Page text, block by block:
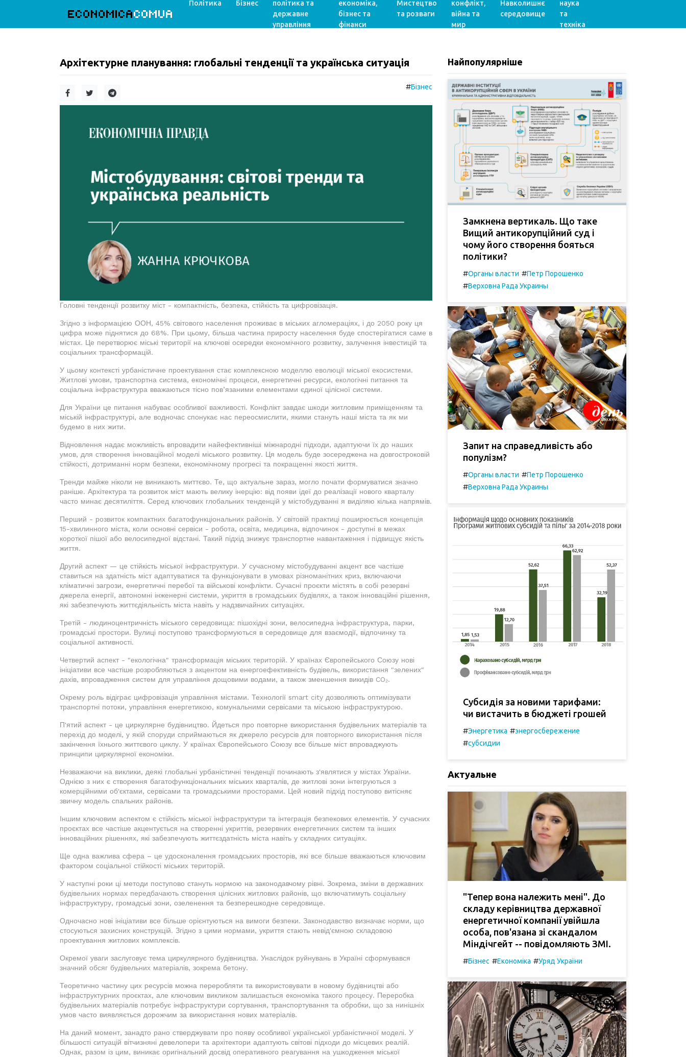
ECONOMICACOMUA
Політика Бізнес
політика та
державне
управління
економіка,
бізнес та
фінанси
Мистецтво
та розваги
конфлікт,
війна та
мир
Навколишнє
середовище
наука
та
техніка
Архітектурне планування: глобальні тенденції та українська ситуація
#Бізнес
Головні тенденції розвитку міст - компактність, безпека, стійкість та цифровізація.
Згідно з інформацією ООН, 45% світового населення проживає в міських агломераціях, і до 2050 року ця
цифра може піднятися до 68%. При цьому, більша частина приросту населення буде спостерігатися саме в
містах. Це перетворює міські території на ключові осередки економічного розвитку, залучення інвестицій та
соціальних трансформацій.
У цьому контексті урбаністичне проектування стає комплексною моделлю еволюції міської екосистеми.
Житлові умови, транспортна система, економічні процеси, енергетичні ресурси, екологічні питання та
соціальна інфраструктура вважаються тісно пов’язаними елементами єдиної цілісної системи.
Для України це питання набуває особливої важливості. Конфлікт завдає шкоди житловим приміщенням та
міській інфраструктурі, але водночас спонукає нас переосмислити, якими стануть наші міста та як ми
будемо в них жити.
Відновлення надає можливість впровадити найефективніші міжнародні підходи, адаптуючи їх до наших
умов, для створення інноваційної моделі міського розвитку. Ця модель буде зосереджена на довгостроковій
стійкості, дотриманні норм безпеки, економічному прогресі та покращенні якості життя.
Тренди майже ніколи не виникають миттєво. Те, що актуальне зараз, могло почати формуватися значно
раніше. Архітектура та розвиток міст мають велику інерцію: від появи ідеї до реалізації нового кварталу
часто минає десятиліття. Серед ключових глобальних тенденцій у містобудуванні я виділяю кілька напрямів.
Перший - розвиток компактних багатофункціональних районів. У світовій практиці поширюється концепція
15-хвилинного міста, коли основні сервіси - робота, освіта, медицина, відпочинок - доступні в межах
короткої пішої або велосипедної відстані. Такий підхід знижує транспортне навантаження і підвищує якість
життя.
Другий аспект — це стійкість міської інфраструктури. У сучасному містобудуванні акцент все частіше
ставиться на здатність міст адаптуватися та функціонувати в умовах різноманітних криз, включаючи
кліматичні загрози, енергетичні перебої та військові конфлікти. Сучасні проєкти містять в собі резервні
джерела енергії, автономні інженерні системи, укриття в громадських будівлях, а також інноваційні рішення,
які забезпечують життєдіяльність міста навіть у надзвичайних ситуаціях.
Третій - людиноцентричність міського середовища: пішохідні зони, велосипедна інфраструктура, парки,
громадські простори. Вулиці поступово трансформуються в середовище для взаємодії, відпочинку та
соціальної активності.
Четвертий аспект - "екологічна" трансформація міських територій. У країнах Європейського Союзу нові
ініціативи все частіше розробляються з акцентом на енергоефективність будівель, використання "зелених"
дахів, впровадження систем для управління дощовими водами, а також зменшення викидів CO₂.
Окрему роль відіграє цифровізація управління містами. Технології smart city дозволяють оптимізувати
транспортні потоки, управління енергетикою, комунальними сервісами та міською інфраструктурою.
П'ятий аспект - це циркулярне будівництво. Йдеться про повторне використання будівельних матеріалів та
перехід до моделі, у якій споруди сприймаються як джерело ресурсів для повторного використання після
закінчення їхнього життєвого циклу. У країнах Європейського Союзу все більше міст впроваджують
принципи циркулярної економіки.
Незважаючи на виклики, деякі глобальні урбаністичні тенденції починають з'являтися у містах України.
Однією з них є створення багатофункціональних міських кварталів, де житлові зони інтегруються з
комерційними об'єктами, сервісами та громадськими просторами. Цей новий підхід поступово витісняє
звичну модель спальних районів.
Іншим ключовим аспектом є стійкість міської інфраструктури та інтеграція безпекових елементів. У сучасних
проєктах все частіше акцентується на створенні укриттів, резервних енергетичних систем та інших
інноваційних рішеннях, які забезпечують життєздатність міста навіть у складних ситуаціях.
Ще одна важлива сфера – це удосконалення громадських просторів, які все більше вважаються ключовим
фактором соціальної стійкості міських територій.
У наступні роки ці методи поступово стануть нормою на законодавчому рівні. Зокрема, зміни в державних
будівельних нормах передбачають створення цілісних житлових районів, що включатимуть соціальну
інфраструктуру, громадські зони, озеленення та безперешкодне середовище.
Одночасно нові ініціативи все більше орієнтуються на вимоги безпеки. Законодавство визначає норми, що
стосуються захисних конструкцій. Згідно з цими нормами, укриття стають невід'ємною складовою
проектування житлових комплексів.
Окремої уваги заслуговує тема циркулярного будівництва. Унаслідок руйнувань в Україні сформувався
значний обсяг будівельних матеріалів, зокрема бетону.
Теоретично частину цих ресурсів можна переробляти та використовувати в новому будівництві або
інфраструктурних проєктах, але ключовим викликом залишається економіка такого процесу. Переробка
будівельних матеріалів потребує інфраструктури сортування, транспортування та обробки, що за нинішніх
умов часто виявляється дорожчим за використання нових матеріалів.
На даний момент, занадто рано стверджувати про появу особливої української урбаністичної моделі. У
більшості ситуацій вітчизняні девелопери та архітектори адаптують світові підходи до місцевих реалій.
Однак, разом із цим, виникає оригінальний досвід оперативного реагування на ушкодження міської
Найпопулярніше
Замкнена вертикаль. Що таке
Вищий антикорупційний суд і
чому його створення бояться
політики?
#Органы власти #Петр Порошенко
#Верховна Рада Украины
Запит на справедливість або
популізм?
#Органы власти #Петр Порошенко
#Верховна Рада Украины
Субсидія за новими тарифами:
чи вистачить в бюджеті грошей
#Энергетика #энергосбережение
#субсидии
Актуальне
"Тепер вона належить мені". До
складу керівництва державної
енергетичної компанії увійшла
особа, пов'язана зі скандалом
Міндічгейт -- повідомляють ЗМІ.
#Бізнес #Економіка #Уряд України